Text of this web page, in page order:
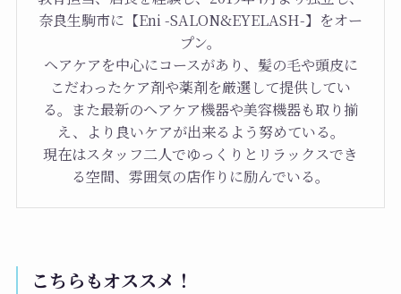
奈良生駒市に【Eni -SALON&EYELASH-】をオー
プン。
ヘアケアを中心にコースがあり、髪の毛や頭皮に
こだわったケア剤や薬剤を厳選して提供してい
る。また最新のヘアケア機器や美容機器も取り揃
え、より良いケアが出来るよう努めている。
現在はスタッフ二人でゆっくりとリラックスでき
る空間、雰囲気の店作りに励んでいる。
こちらもオススメ！